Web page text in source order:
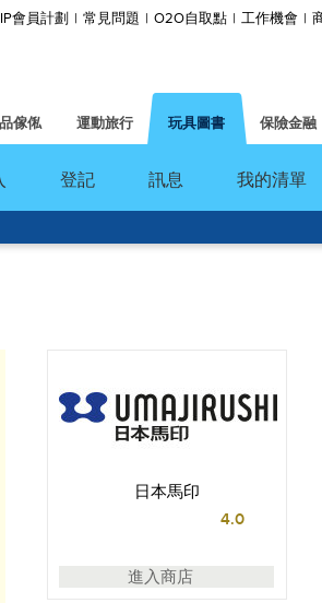
會員計劃 常見問題 O2O自取點 工作機會
傢俬 運動旅行 玩具圖書 保險金融
登記 訊息 我的清單
日本馬印
4.0
進入商店